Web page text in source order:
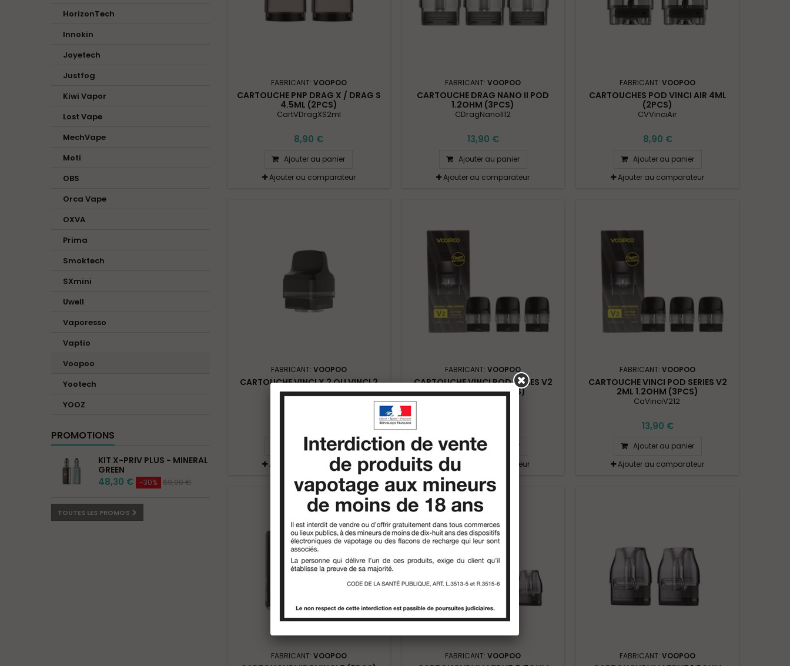
HorizonTech
Innokin
Joyetech
Justfog
Kiwi Vapor
Lost Vape
MechVape
Moti
OBS
Orca Vape
OXVA
Prima
Smoktech
SXmini
Uwell
Vaporesso
Vaptio
Voopoo
Yootech
YOOZ
PROMOTIONS
KIT X-PRIV PLUS - MINERAL
GREEN
48,30 € -30% 69,00 €
TOUTES LES PROMOS
FABRICANT: VOOPOO
CARTOUCHE PNP DRAG X / DRAG S
4.5ML (2PCS)
CartVDragXS2ml
8,90 €
Ajouter au panier
Ajouter au comparateur
FABRICANT:VOOPOO
CARTOUCHE DRAG NANO II POD
1.2OHM (3PCS)
CDragNanoII12
13,90 €
Ajouter au panier
Ajouter au comparateur
FABRICANT:VOOPOO
CARTOUCHES POD VINCI AIR 4ML
(2PCS)
CVVinciAir
8,90 €
Ajouter au panier
Ajouter au comparateur
FABRICANT: VOOPOO
CARTOUCHE VINCI X 2 OU VINCI 2
(2PCS)
Ajouter au panier
Ajouter au comparateur
FABRICANT:VOOPOO
CARTOUCHE VINCI POD SERIES V2
2ML 0.8OHM (3PCS)
Ajouter au panier
Ajouter au comparateur
FABRICANT:VOOPOO
CARTOUCHE VINCI POD SERIES V2
2ML 1.2OHM (3PCS)
CaVinciV212
13,90 €
Ajouter au panier
Ajouter au comparateur
FABRICANT: VOOPOO FABRICANT:VOOPOO FABRICANT:VOOPOO